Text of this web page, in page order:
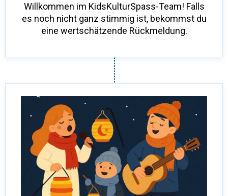
Willkommen im KidsKulturSpass-Team! Falls
es noch nicht ganz stimmig ist, bekommst du
eine wertschätzende Rückmeldung.